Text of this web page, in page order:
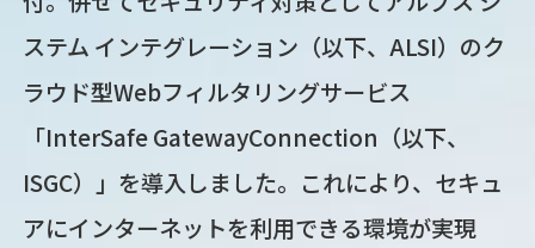
ステム インテグレーション（以下、ALSI）のク
ラウド型Webフィルタリングサービス
「InterSafe GatewayConnection（以下、
ISGC）」を導入しました。これにより、セキュ
アにインターネットを利用できる環境が実現